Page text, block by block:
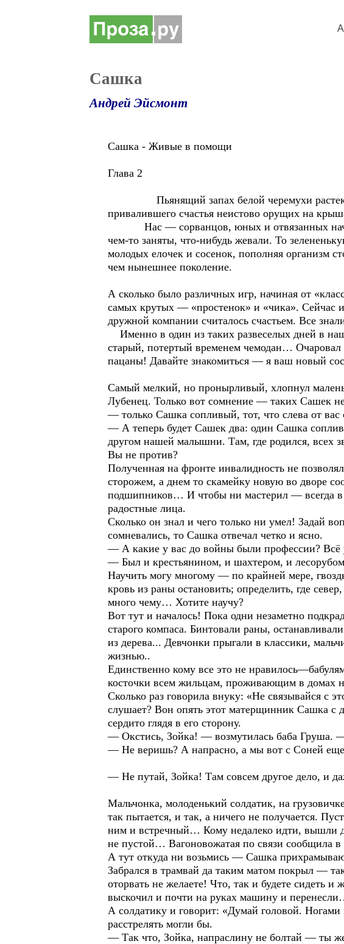
Сашка
Андрей Эйсмонт
Сашка - Живые в помощи
Глава 2
Пьянящий запах белой черемухи
привалившего счастья неистово орущих на
Нас — сорванцов, юных и отвязанных
чем-то заняты, что-нибудь жевали. То
молодых елочек и сосенок, пополняя
чем нынешнее поколение.
А сколько было различных игр, начиная от
самых крутых — «простенок» и «чика». Сейчас и
дружной компании считалось счастьем. Все
Именно в один из таких развеселых дней в
старый, потертый временем чемодан… Очаровал
пацаны! Давайте знакомиться — я ваш новый
Самый мелкий, но пронырливый, хлопнул
Лубенец. Только вот сомнение — таких Сашек
— только Сашка сопливый, тот, что слева от вас
— А теперь будет Сашек два: один Сашка
другом нашей малышни. Там, где родился, всех
Вы не против?
Полученная на фронте инвалидность не
сторожем, а днем то скамейку новую во дворе
подшипников… И чтобы ни мастерил — всегда
радостные лица.
Сколько он знал и чего только ни умел! Задай
сомневались, то Сашка отвечал четко и ясно.
— А какие у вас до войны были профессии? Всё
— Был и крестьянином, и шахтером, и
Научить могу многому — по крайней мере,
кровь из раны остановить; определить, где
много чему… Хотите научу?
Вот тут и началось! Пока одни незаметно
старого компаса. Бинтовали раны,
из дерева... Девчонки прыгали в классики,
жизнью..
Единственно кому все это не
косточки всем жильцам, проживающим в домах
Сколько раз говорила внуку: «Не связывайся с
слушает? Вон опять этот матерщинник Сашка с
сердито глядя в его сторону.
— Окстись, Зойка! — возмутилась баба Груша.
— Не веришь? А напрасно, а мы вот с Соней еще
— Не путай, Зойка! Там совсем другое дело, и
Мальчонка, молоденький солдатик, на
так пытается, и так, а ничего не получается.
ним и встречный… Кому недалеко идти, вышли
не пустой… Вагоновожатая по связи сообщила
А тут откуда ни возьмись — Сашка
Забрался в трамвай да таким матом покрыл —
оторвать не желаете! Что, так и будете сидеть
выскочил и почти на руках машину и
А солдатику и говорит: «Думай головой.
расстрелять могли бы.
— Так что, Зойка, напраслину не болтай — ты же